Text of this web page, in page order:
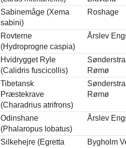
Sabinemåge (Xema
sabini)
Roshage
Rovterne
(Hydroprogne caspia)
Årslev
Hvidrygget Ryle
(Calidris fuscicollis)
Rømø
Tibetansk
Præstekrave
(Charadrius atrifrons)
Rømø
Odinshane
(Phalaropus lobatus)
Årslev
Silkehejre (Egretta
Bygholm